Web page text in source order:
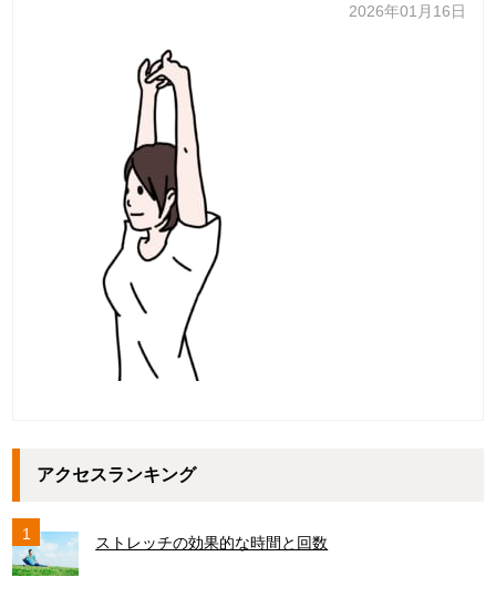
2026年01月16日
アクセスランキング
1 ストレッチの効果的な時間と回数